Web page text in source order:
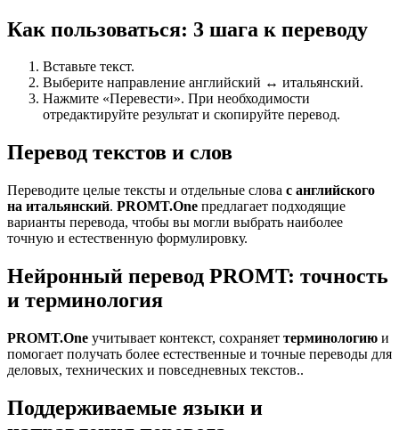
Как пользоваться: 3 шага к переводу
Вставьте текст.
Выберите направление английский ↔ итальянский.
Нажмите «Перевести». При необходимости
отредактируйте результат и скопируйте перевод.
Перевод текстов и слов
Переводите целые тексты и отдельные слова с английского
на итальянский. PROMT.One предлагает подходящие
варианты перевода, чтобы вы могли выбрать наиболее
точную и естественную формулировку.
Нейронный перевод PROMT: точность
и терминология
PROMT.One учитывает контекст, сохраняет терминологию и
помогает получать более естественные и точные переводы для
деловых, технических и повседневных текстов..
Поддерживаемые языки и